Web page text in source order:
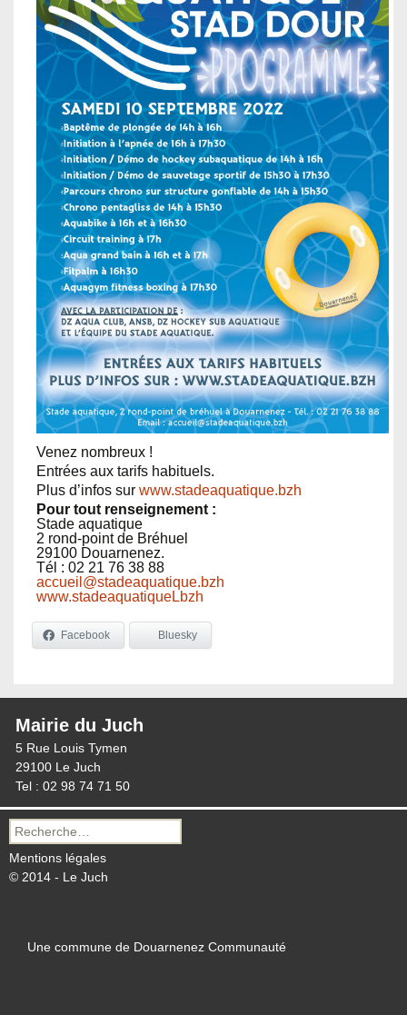
Venez nombreux !
Entrées aux tarifs habituels.
Plus d’infos sur www.stadeaquatique.bzh
Pour tout renseignement :
Stade aquatique
2 rond-point de Bréhuel
29100 Douarnenez.
Tél : 02 21 76 38 88
accueil@stadeaquatique.bzh
www.stadeaquatiqueLbzh
Facebook Bluesky
Mairie du Juch
5 Rue Louis Tymen
29100 Le Juch
Tel : 02 98 74 71 50
Recherche
pour :
Mentions légales
© 2014 - Le Juch
Une commune de Douarnenez Communauté